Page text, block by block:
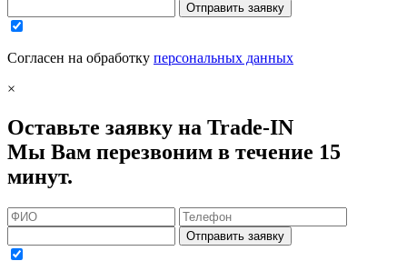
Отправить заявку
Согласен на обработку персональных данных
×
Оставьте заявку на Trade-IN
Мы Вам перезвоним в течение 15
минут.
Отправить заявку